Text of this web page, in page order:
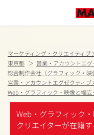
マーケティング・クリエイティブ
東京都
営業・アカウントエ
総合制作会社（グラフィック・映
営業・アカウントエグゼクティ
Web・グラフィック・映像と幅
Web・グラフィック
クリエイターが在籍